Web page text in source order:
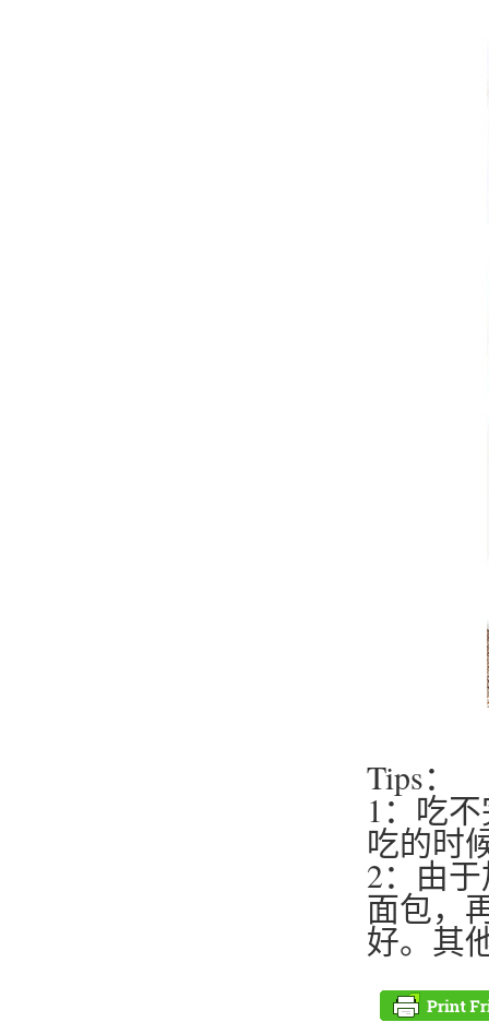
Tips：
1：吃
吃的时
2：由
面包，
好。其